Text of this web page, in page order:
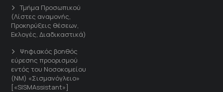
Τμήμα Προσωπικού
(Λίστες αναμονής,
Προκηρύξεις θέσεων,
Εκλογές, Διαδικαστικά)
Ψηφιακός βοηθός
εύρεσης προορισμού
εντός του Νοσοκομείου
(ΝΜ) «Σισμανόγλειο»
[«SISMAssistant»]